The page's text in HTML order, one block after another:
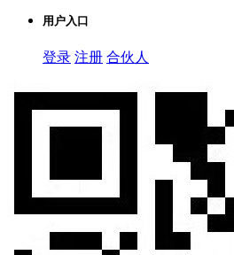
用户入口
登录 注册 合伙人